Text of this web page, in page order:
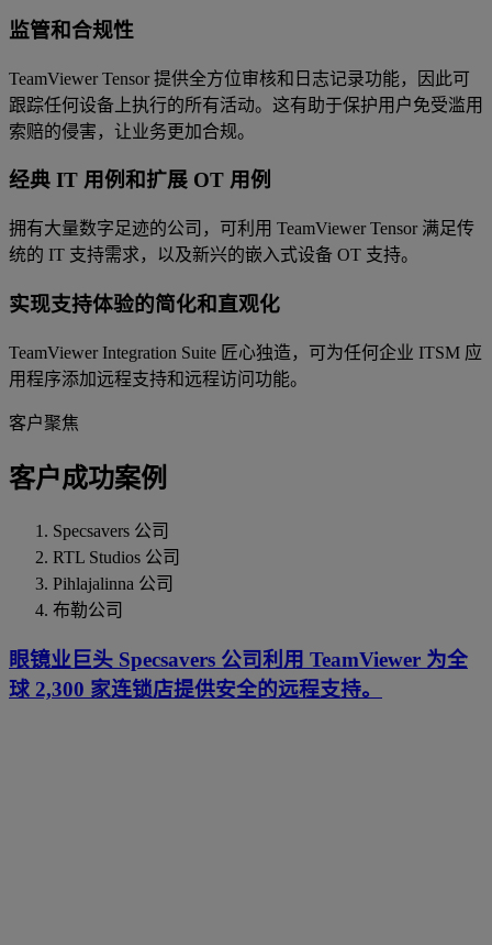
监管和合规性
TeamViewer Tensor 提供全方位审核和日志记录功能，因此可
跟踪任何设备上执行的所有活动。这有助于保护用户免受滥用
索赔的侵害，让业务更加合规。
经典 IT 用例和扩展 OT 用例
拥有大量数字足迹的公司，可利用 TeamViewer Tensor 满足传
统的 IT 支持需求，以及新兴的嵌入式设备 OT 支持。
实现支持体验的简化和直观化
TeamViewer Integration Suite 匠心独造，可为任何企业 ITSM 应
用程序添加远程支持和远程访问功能。
客户聚焦
客户成功案例
Specsavers 公司
RTL Studios 公司
Pihlajalinna 公司
布勒公司
眼镜业巨头 Specsavers 公司利用 TeamViewer 为全
球 2,300 家连锁店提供安全的远程支持。